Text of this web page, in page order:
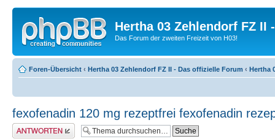
Hertha 03 Zehlendorf FZ II
Das Forum der zweiten Freizeit von H03!
Foren-Übersicht ‹ Hertha 03 Zehlendorf FZ II - Das offizielle Forum ‹ Hertha
fexofenadin 120 mg rezeptfrei fexofenadin
Antwort erstellen